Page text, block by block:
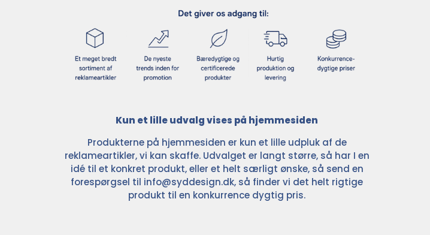
Kun et lille udvalg vises på hjemmesiden
Produkterne på hjemmesiden er kun et lille udpluk af de
reklameartikler, vi kan skaffe. Udvalget er langt større, så har I en
idé til et konkret produkt, eller et helt særligt ønske, så send en
forespørgsel til info@syddesign.dk, så finder vi det helt rigtige
produkt til en konkurrence dygtig pris.